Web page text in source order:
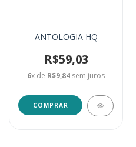
ANTOLOGIA HQ
R$59,03
6x de R$9,84 sem juros